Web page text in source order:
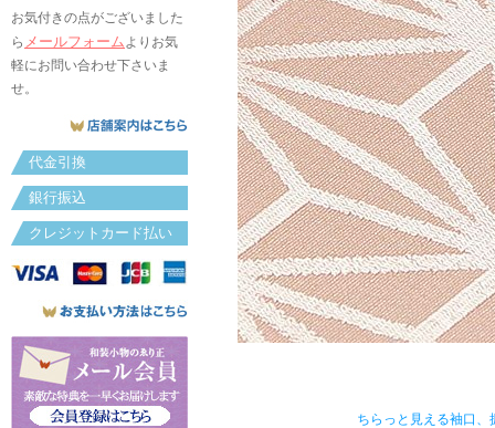
お気付きの点がございました
ら メールフォームよりお気
軽にお問い合わせ下さいま
せ。
代金引換
銀行振込
クレジットカード払い
ちらっと見える袖口